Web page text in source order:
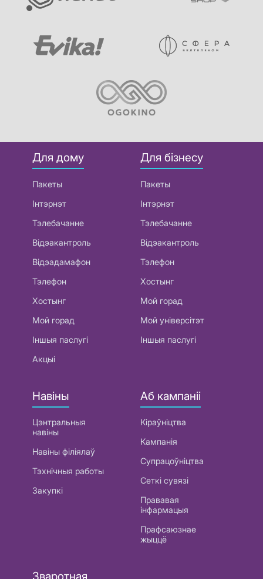
Для дому
Пакеты
Інтэрнэт
Тэлебачанне
Відэакантроль
Відэадамафон
Тэлефон
Хостынг
Мой горад
Іншыя паслугі
Акцыі
Для бізнесу
Пакеты
Інтэрнэт
Тэлебачанне
Відэакантроль
Тэлефон
Хостынг
Мой горад
Мой універсітэт
Іншыя паслугі
Навіны
Цэнтральныя
навіны
Навіны філіялаў
Тэхнічныя работы
Закупкі
Аб кампаніі
Кіраўніцтва
Кампанія
Супрацоўніцтва
Сеткі сувязі
Прававая
інфармацыя
Прафсаюзнае
жыццё
Зваротная